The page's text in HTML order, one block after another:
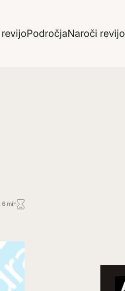
PodročjaNaroči revijo
6 min